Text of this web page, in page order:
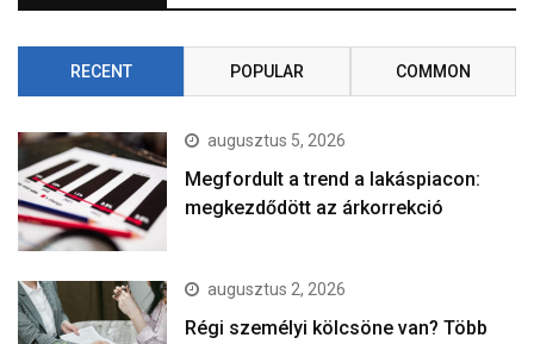
RECENT POPULAR COMMON
augusztus 5, 2026
Megfordult a trend a lakáspiacon:
megkezdődött az árkorrekció
augusztus 2, 2026
Régi személyi kölcsöne van? Több